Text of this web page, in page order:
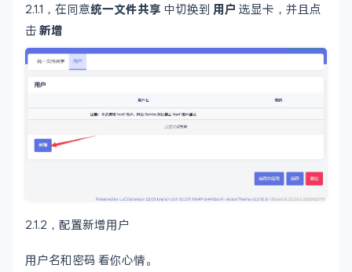
2.1.1，在同意统一文件共享 中切换到 用户 选显卡，并且点
击 新增
2.1.2，配置新增用户
用户名和密码 看你心情。